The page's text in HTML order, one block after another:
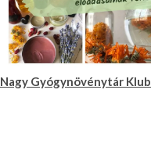
Nagy Gyógynövénytár Klub